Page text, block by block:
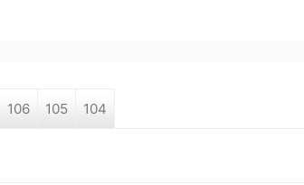
106 105 104